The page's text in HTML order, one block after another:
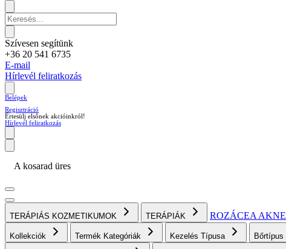
Szívesen segítünk
+36 20 541 6735
E-mail
Hírlevél feliratkozás
Belépek
Regisztráció
Értesülj elsőnek akcióinkról!
Hírlevél feliratkozás
A kosarad üres
TERÁPIÁS KOZMETIKUMOK TERÁPIÁK ROZÁCEA AKNE
Kollekciók Termék Kategóriák Kezelés Típusa Bőrtípus